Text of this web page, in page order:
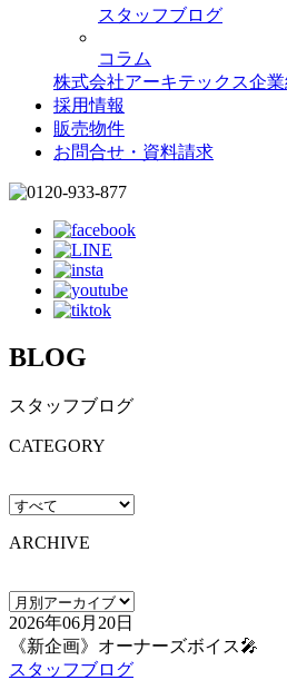
スタッフブログ
コラム
株式会社アーキテックス企
採用情報
販売物件
お問合せ・資料請求
BLOG
スタッフブログ
CATEGORY
ARCHIVE
2026年06月20日
《新企画》オーナーズボイス🎤
スタッフブログ